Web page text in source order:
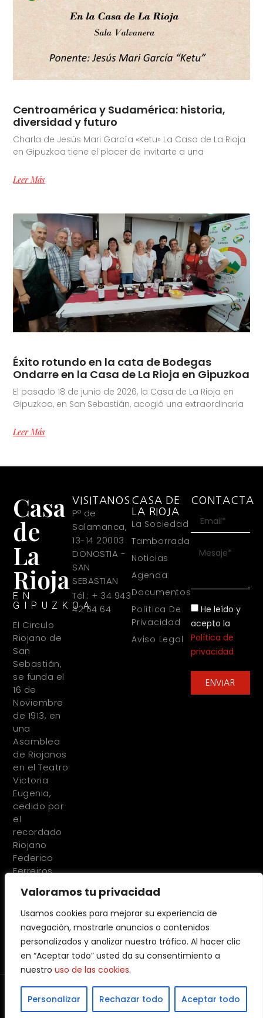
Valoramos tu privacidad
Usamos cookies para mejorar su experiencia de
navegación, mostrarle anuncios o contenidos
personalizados y analizar nuestro tráfico. Al hacer clic
en “Aceptar todo” usted da su consentimiento a
nuestro uso de las cookies.
Personalizar Rechazar todo Aceptar todo
Centroamérica y Sudamérica: historia,
diversidad y futuro
Charla de Jesús Mari García «Ketu» La Casa de La Rioja
en Gipuzkoa tiene el placer de invitarte a una
Leer Más
Éxito rotundo en la cata de Bodegas
Ondarre en la Casa de La Rioja en Gipuzkoa
El pasado 18 de junio de 2026, la Casa de La Rioja en
Gipuzkoa, en San Sebastián, acogió una extraordinaria
Leer Más
Casa
de
La
Rioja
EN
GIPUZKOA
El Circulo
Riojano de
San
Sebastián,
se funda el
16 de
Noviembre
de 1913, en
una
Asamblea
de Riojanos
en el Teatro
Victoria
Eugenia,
cedido por
el
recordado
Riojano
Federico
Ferreiros
VISITANOS
Pº de
Salamanca,
13-14 20003
DONOSTIA -
SAN
SEBASTIAN
Tél.: + 34 943
42 64 64
CASA DE
LA RIOJA
La Sociedad
Tamborrada
Noticias
Agenda
Documentos
Política De
Privacidad
Aviso Legal
CONTACTA
He leído y
acepto la
Política de
privacidad
ENVIAR
© 2023 Todos los derechos reservados. Diseñado y desarrollado
Factor Ideas